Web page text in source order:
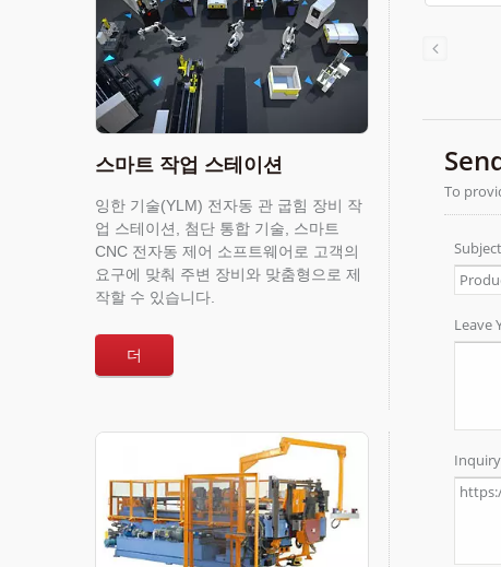
스마트 작업 스테이션
잉한 기술(YLM) 전자동 관 굽힘 장비 작
업 스테이션, 첨단 통합 기술, 스마트
CNC 전자동 제어 소프트웨어로 고객의
요구에 맞춰 주변 장비와 맞춤형으로 제
작할 수 있습니다.
더